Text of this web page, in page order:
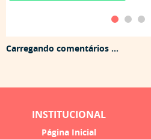
Carregando comentários ...
INSTITUCIONAL
Página Inicial